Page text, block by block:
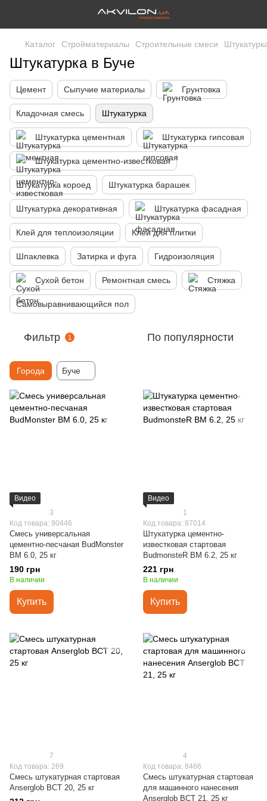
Каталог Стройматериалы Строительные смеси
Штукатурка в Буче
Цемент Сыпучие материалы Грунтовка
Кладочная смесь Штукатурка
Штукатурка цементная Штукатурка гипсовая
Штукатурка цементно-известковая
Штукатурка короед Штукатурка барашек
Штукатурка декоративная Штукатурка фасадная
Клей для теплоизоляции Клей для плитки
Шпаклевка Затирка и фуга Гидроизоляция
Сухой бетон Ремонтная смесь Стяжка
Самовыравнивающийся пол
Фильтр 1 По популярности
Города Буче
Видео
3
Код товара: 90446
Смесь универсальная
цементно-песчаная BudMonster
BM 6.0, 25 кг
190 грн
В наличии
Купить
Видео
1
Код товара: 87014
Штукатурка цементно-
известковая стартовая
BudmonsteR BM 6.2, 25 кг
221 грн
В наличии
Купить
7
Код товара: 269
Смесь штукатурная стартовая
Anserglob BCT 20, 25 кг
4
Код товара: 8466
Смесь штукатурная стартовая
для машинного нанесения
Anserglob BCT 21, 25 кг